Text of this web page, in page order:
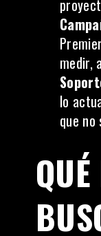
medir,
lo
que